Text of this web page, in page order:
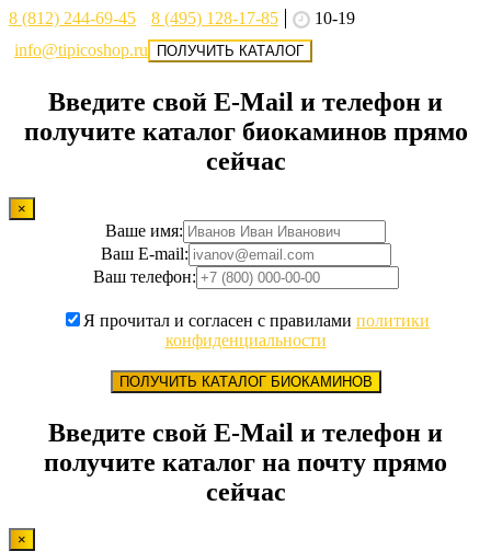
8 (812) 244-69-45 8 (495) 128-17-85
10-19
info@tipicoshop.ru
ПОЛУЧИТЬ КАТАЛОГ
Введите свой E-Mail и телефон и
получите каталог биокаминов прямо
сейчас
×
Ваше имя:
Ваш E-mail:
Ваш телефон:
Я прочитал и согласен с правилами политики
конфиденциальности
ПОЛУЧИТЬ КАТАЛОГ БИОКАМИНОВ
Введите свой E-Mail и телефон и
получите каталог на почту прямо
сейчас
×